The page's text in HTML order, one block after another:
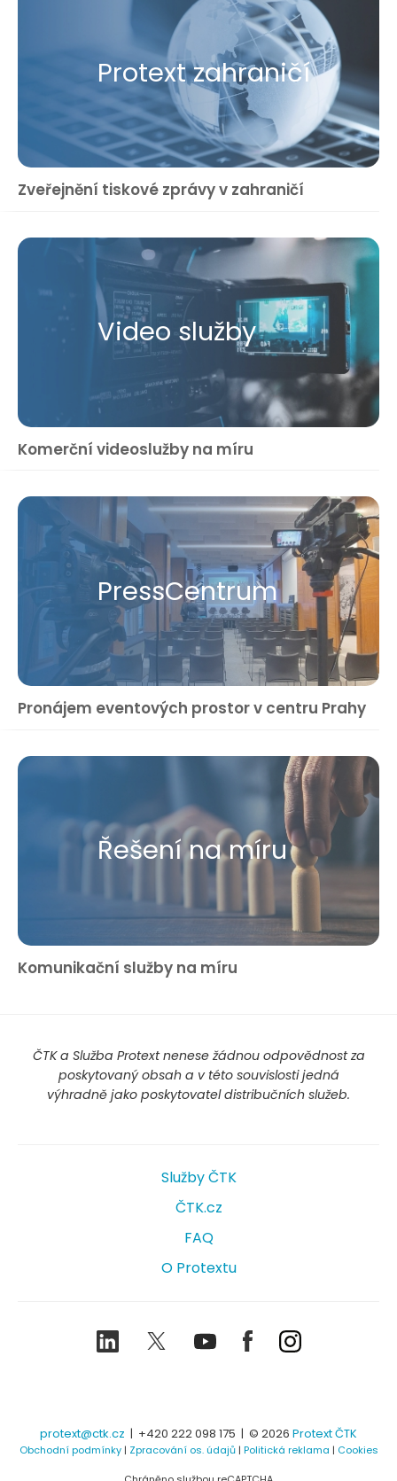
Protext zahraničí
Zveřejnění tiskové zprávy v zahraničí
Video služby
Komerční videoslužby na míru
Press​Centrum
Pronájem eventových prostor v centru Prahy
Řešení na míru
Komunikační služby na míru
ČTK a Služba Protext nenese žádnou odpovědnost za
poskytovaný obsah a v této souvislosti jedná
výhradně jako poskytovatel distribučních služeb.
Služby ČTK
ČTK.cz
FAQ
O Protextu
LinkedIn TwitterYoutubeFacebookInstagram
protext@ctk.cz | +420 222 098 175 | © 2026 Protext ČTK
Obchodní podmínky| Zpracování os. údajů| Politická reklama | Cookies